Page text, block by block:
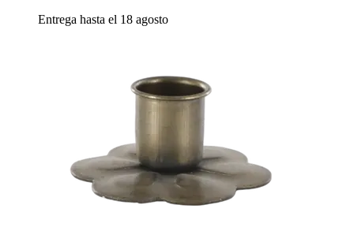
Entrega hasta el 18 agosto